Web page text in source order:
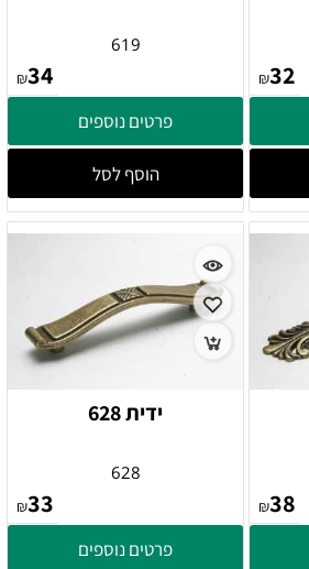
₪32
619
₪34
פרטים נוספים
הוסף לסל
₪38
ידית 628
628
₪33
פרטים נוספים